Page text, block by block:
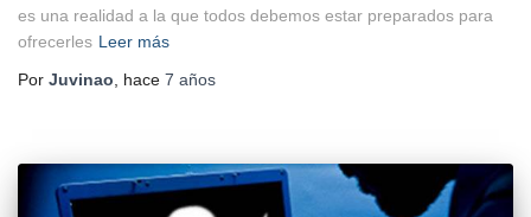
es una realidad a la que todos debemos estar preparados para
ofrecerles Leer más
Por Juvinao , hace 7 años